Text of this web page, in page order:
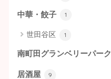
中華・餃子 1
世田谷区 1
南町田グランベリーパーク
居酒屋 9